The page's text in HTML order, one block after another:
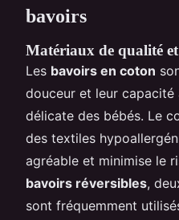
bavoirs
Matériaux de qualité
Les bavoirs en coton
douceur et leur capacité
délicate des bébés. Le
des textiles
agréable et minimise le
bavoirs réversibles,
sont fréquemment